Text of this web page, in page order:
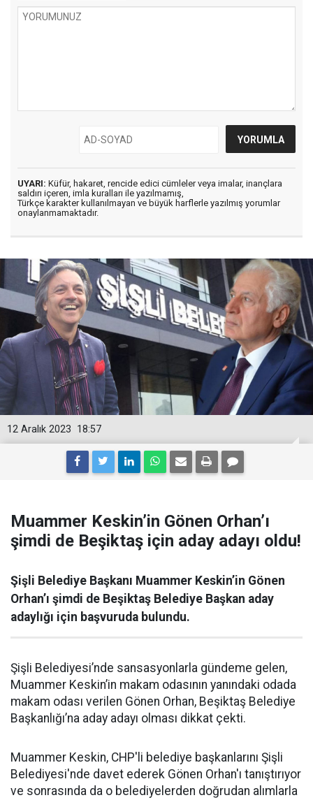
UYARI: Küfür, hakaret, rencide edici cümleler veya imalar, inançlara
saldırı içeren, imla kuralları ile yazılmamış,
Türkçe karakter kullanılmayan ve büyük harflerle yazılmış yorumlar
onaylanmamaktadır.
18:57
12 Aralık 2023
Muammer Keskin’in Gönen Orhan’ı
şimdi de Beşiktaş için aday adayı oldu!
Şişli Belediye Başkanı Muammer Keskin’in Gönen
Orhan’ı şimdi de Beşiktaş Belediye Başkan aday
adaylığı için başvuruda bulundu.
Şişli Belediyesi’nde sansasyonlarla gündeme gelen,
Muammer Keskin’in makam odasının yanındaki odada
makam odası verilen Gönen Orhan, Beşiktaş Belediye
Başkanlığı’na aday adayı olması dikkat çekti.
Muammer Keskin, CHP'li belediye başkanlarını Şişli
Belediyesi'nde davet ederek Gönen Orhan'ı tanıştırıyor
ve sonrasında da o belediyelerden doğrudan alımlarla